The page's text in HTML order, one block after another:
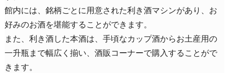
館内には、銘柄ごとに用意された利き酒マシンがあり、お
好みのお酒を堪能することができます。
また、利き酒した本酒は、手頃なカップ酒からお土産用の
一升瓶まで幅広く揃い、酒販コーナーで購入することがで
きます。